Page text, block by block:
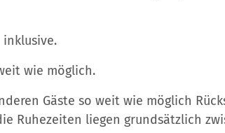
wie möglich.
Gäste so weit wie möglich
Ruhezeiten liegen grundsätzlich